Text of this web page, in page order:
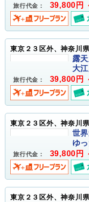
旅行代金： 39,800円
東京２３区外、神奈川
露
大
旅行代金： 39,800円
東京２３区外、神奈川
世
ゆ
旅行代金： 39,800円
東京２３区外、神奈川